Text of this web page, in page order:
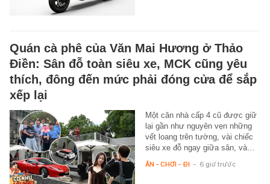
Quán cà phê của Văn Mai Hương ở Thảo
Điền: Sân đỗ toàn siêu xe, MCK cũng yêu
thích, đông đến mức phải đóng cửa để sắp
xếp lại
Một căn nhà cấp 4 cũ được giữ
lại gần như nguyên vẹn những
vết loang trên tường, vài chiếc
siêu xe đỗ ngay giữa sân, và…
ĂN - CHƠI - ĐI - 6 giờ trước